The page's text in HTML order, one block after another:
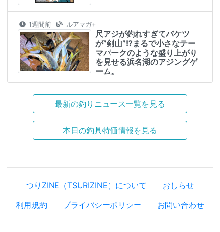
1週間前 ルアマガ+
尺アジが釣れすぎてバケツ
が”剣山”!?まるで小さなテー
マパークのような盛り上がり
を見せる浜名湖のアジングゲ
ーム。
最新の釣りニュース一覧を見る
本日の釣具特価情報を見る
つりZINE（TSURIZINE）について
おしらせ
利用規約
プライバシーポリシー お問い合わせ